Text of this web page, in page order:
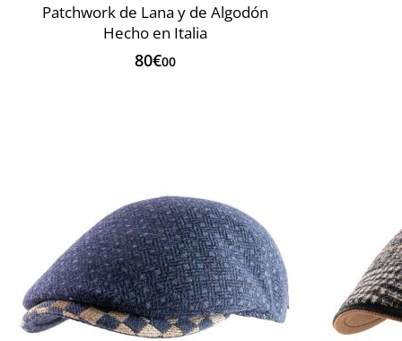
Patchwork de Lana y de Algodón
Hecho en Italia
80€00